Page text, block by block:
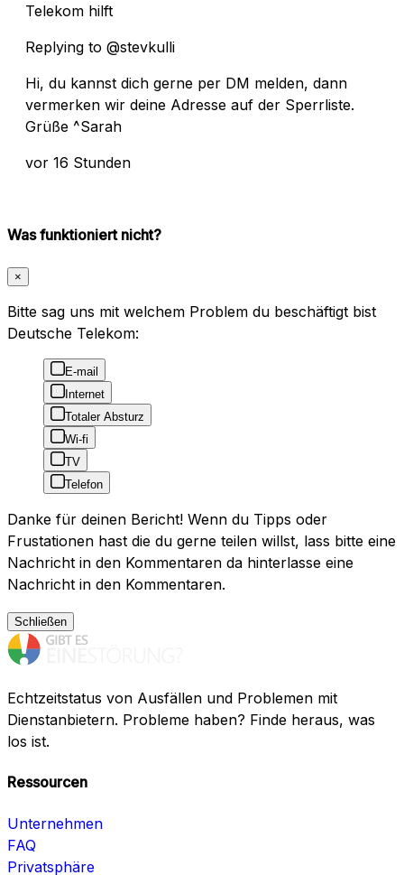
Telekom hilft
Replying to @stevkulli
Hi, du kannst dich gerne per DM melden, dann
vermerken wir deine Adresse auf der Sperrliste.
Grüße ^Sarah
vor 16 Stunden
Was funktioniert nicht?
×
Bitte sag uns mit welchem Problem du beschäftigt bist
Deutsche Telekom:
E-mail
Internet
Totaler Absturz
Wi-fi
TV
Telefon
Danke für deinen Bericht! Wenn du Tipps oder
Frustationen hast die du gerne teilen willst, lass bitte eine
Nachricht in den Kommentaren da hinterlasse eine
Nachricht in den Kommentaren.
Schließen
Echtzeitstatus von Ausfällen und Problemen mit
Dienstanbietern. Probleme haben? Finde heraus, was
los ist.
Ressourcen
Unternehmen
FAQ
Privatsphäre